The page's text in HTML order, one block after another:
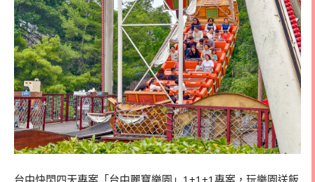
台中快閃四天專案「台中麗寶樂園」1+1+1專案，玩樂園送飯